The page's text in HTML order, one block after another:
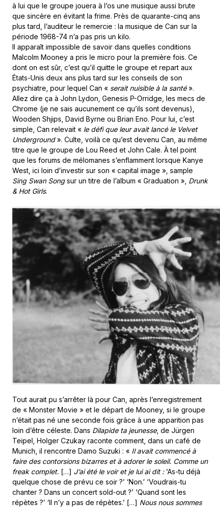
à lui que le groupe jouera à l’os une musique aussi brute
que sincère en évitant la frime. Près de quarante-cinq ans
plus tard, l’auditeur le remercie : la musique de Can sur la
période 1968-74 n’a pas pris un kilo.
Il apparaît impossible de savoir dans quelles conditions
Malcolm Mooney a pris le micro pour la première fois. Ce
dont on est sûr, c’est qu’il quitte le groupe et repart aux
États-Unis deux ans plus tard sur les conseils de son
psychiatre, pour lequel Can « serait nuisible à la santé».
Allez dire ça à John Lydon, Genesis P-Orridge, les mecs de
Chrome (je ne sais aucunement ce qu’ils sont devenus),
Wooden Shjips, David Byrne ou Brian Eno. Pour lui, c’est
simple, Can relevait « le défi que leur avait lancé le Velvet
Underground». Culte, voilà ce qu’est devenu Can, au même
titre que le groupe de Lou Reed et John Cale. À tel point
que les forums de mélomanes s’enflamment lorsque Kanye
West, ici loin d’investir sur son « capital image », sample
Sing Swan Songsur un titre de l’album « Graduation », Drunk
& Hot Girls.
Tout aurait pu s’arrêter là pour Can, après l’enregistrement
de « Monster Movie » et le départ de Mooney, si le groupe
n’était pas né une seconde fois grâce à une apparition pas
loin d’être céleste. Dans Dilapide ta jeunesse, de Jürgen
Teipel, Holger Czukay raconte comment, dans un café de
Munich, il rencontre Damo Suzuki : « Il avait commencé à
faire des contorsions bizarres et à adorer le soleil. Comme un
freak complet. […] J’ai été le voir et je lui ai dit : ‘As-tu déjà
quelque chose de prévu ce soir ?’ ‘Non.’ ‘Voudrais-tu
chanter ? Dans un concert sold-out ?’ ‘Quand sont les
répètes ?’ ‘Il n’y a pas de répètes.’ […] Nous nous sommes